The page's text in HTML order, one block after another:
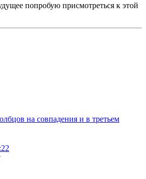
попробую присмотреться к этой
на совпадения и в третьем